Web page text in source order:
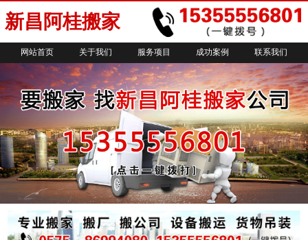
新昌阿桂搬家
网站首页 关于我们 服务项目 成功案例 联系我们